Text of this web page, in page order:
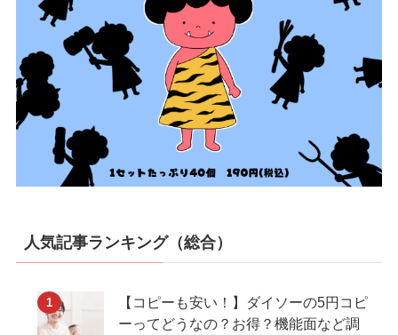
人気記事ランキング（総合）
【コピーも安い！】ダイソーの5円コピ
ーってどうなの？お得？機能面など調